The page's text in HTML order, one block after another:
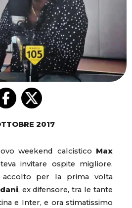
2017
weekend calcistico Max
invitare ospite migliore.
per la prima volta
, ex difensore, tra le tante
e Inter, e ora stimatissimo